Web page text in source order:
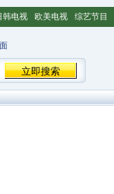
韩电视 欧美电视 综艺节目